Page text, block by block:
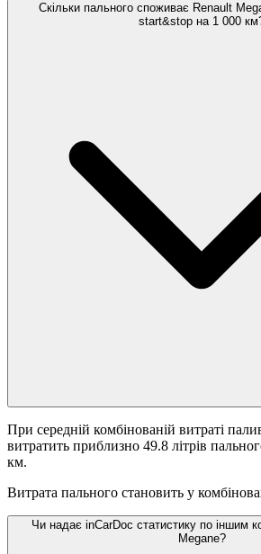
Скільки пального споживає Renault
start&stop на 1 000
При середній комбінованій витраті
витратить приблизно 49.8 літрів
км.
Витрата пального становить у
Чи надає inCarDoc статистику по іншим
Megane?